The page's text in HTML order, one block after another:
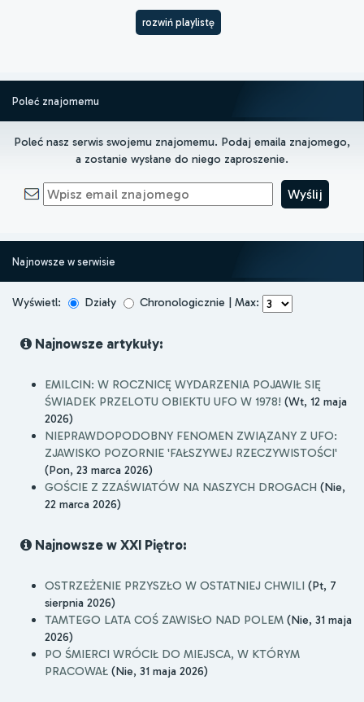
rozwiń playlistę
Poleć znajomemu
Poleć nasz serwis swojemu znajomemu. Podaj emaila znajomego,
a zostanie wysłane do niego zaproszenie.
Najnowsze w serwisie
Wyświetl: Działy Chronologicznie | Max:
Najnowsze artykuły:
EMILCIN: W ROCZNICĘ WYDARZENIA POJAWIŁ SIĘ
ŚWIADEK PRZELOTU OBIEKTU UFO W 1978! (Wt, 12 maja
2026)
NIEPRAWDOPODOBNY FENOMEN ZWIĄZANY Z UFO:
ZJAWISKO POZORNIE 'FAŁSZYWEJ RZECZYWISTOŚCI'
(Pon, 23 marca 2026)
GOŚCIE Z ZZAŚWIATÓW NA NASZYCH DROGACH (Nie,
22 marca 2026)
Najnowsze w XXI Piętro:
OSTRZEŻENIE PRZYSZŁO W OSTATNIEJ CHWILI (Pt, 7
sierpnia 2026)
TAMTEGO LATA COŚ ZAWISŁO NAD POLEM (Nie, 31 maja
2026)
PO ŚMIERCI WRÓCIŁ DO MIEJSCA, W KTÓRYM
PRACOWAŁ (Nie, 31 maja 2026)